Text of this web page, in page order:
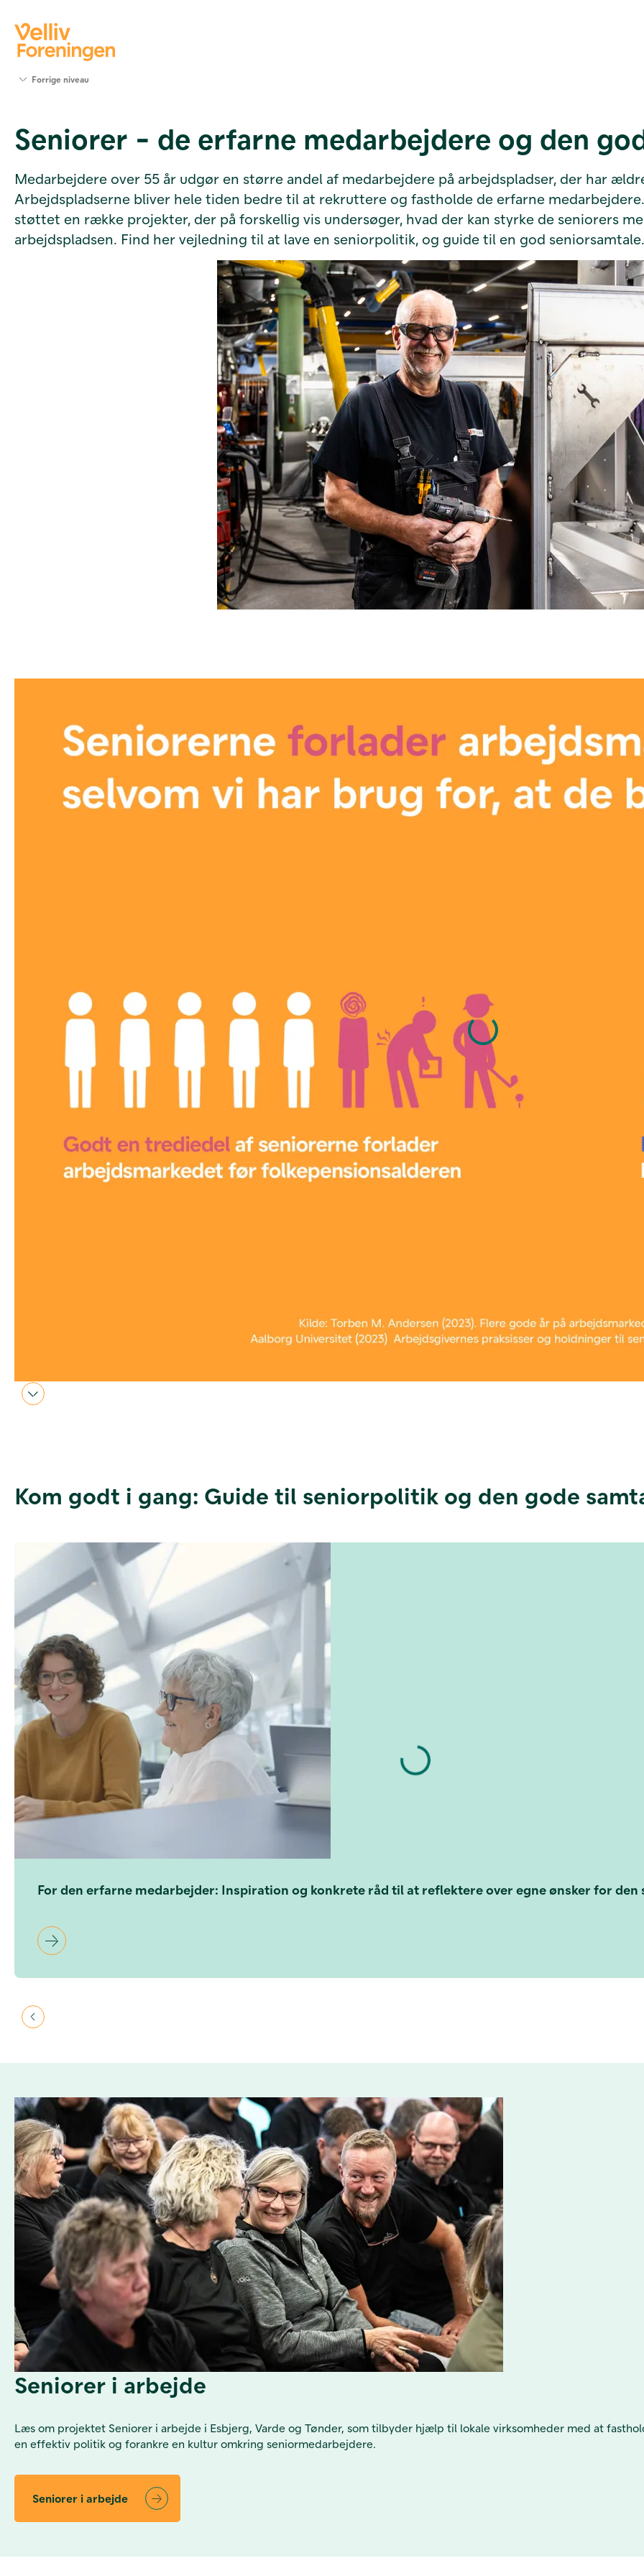
Værktøjer
og viden
Foreningen
Kontakt
os
Forrige niveau
Seniorer - de erfarne medarbejdere og den
Medarbejdere over 55 år udgør en større andel af medarbejdere på arbejdspladser, der har
Arbejdspladserne bliver hele tiden bedre til at rekruttere og fastholde de erfarne
støttet en række projekter, der på forskellig vis undersøger, hvad der kan styrke de seniorers
arbejdspladsen. Find her vejledning til at lave en seniorpolitik, og guide til en god
Kom godt i gang: Guide til seniorpolitik og den gode
For den erfarne medarbejder: Inspiration og konkrete råd til at reflektere over egne ønsker for den
Seniorer i arbejde
Læs om projektet Seniorer i arbejde i Esbjerg, Varde og Tønder, som tilbyder hjælp til lokale virksomheder med at
en effektiv politik og forankre en kultur omkring seniormedarbejdere.
Seniorer i arbejde